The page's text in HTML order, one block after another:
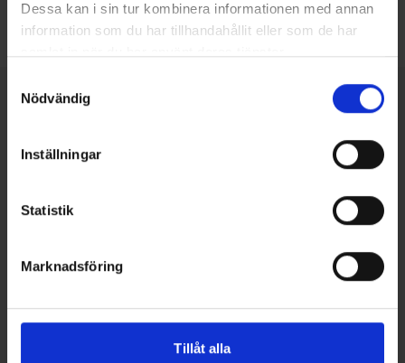
Dessa kan i sin tur kombinera informationen med annan
information som du har tillhandahållit eller som de har
Nödvändig
Inställningar
Statistik
Marknadsföring
Tillåt alla
Väckte vi ditt intresse?
våra Terhi-båtar eller tillbehör. Så om vi har väckt ditt intresse,
men du fortfarande har frågor som behöver besvaras, vill ge oss
tveka inte att ta kontakt. Vänligen notera, att offertbegäran
lämnas via enseparat blankett.
Du kan även vara i kontakt med oss via sociala medier, ifall det
faller dig bättre i smaken. Länkarna till våra sociala medier finner